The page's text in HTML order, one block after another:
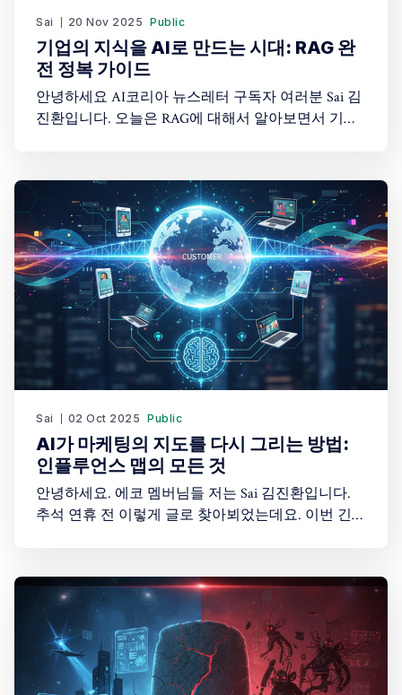
Sai 20 Nov 2025 Public
기업의 지식을 AI로 만드는 시대: RAG 완
전 정복 가이드
안녕하세요 AI코리아 뉴스레터 구독자 여러분 Sai 김
진환입니다. 오늘은 RAG에 대해서 알아보면서 기업
초 만에 찾아줍니다 "우리 회사 서버실 온도 관리 매
뉴얼 어디 있더라?" "작년 A 고객사 계약 당시 특별 조
항이 뭐였지?" "
Sai 02 Oct 2025 Public
AI가 마케팅의 지도를 다시 그리는 방법:
인플루언스 맵의 모든 것
안녕하세요. 에코 멤버님들 저는 Sai 김진환입니다.
추석 연휴 전 이렇게 글로 찾아뵈었는데요. 이번 긴
팅의 새로운 패러다임에 대해 이야기하려고 합니다.
이것은 단순히 마케팅 트렌드가 아니라, AI 시대에 기
업들이 고객과 소통하는 방식의 근본적인 변화를 보
여주는 사례입니다. 이 변화를 이해하면